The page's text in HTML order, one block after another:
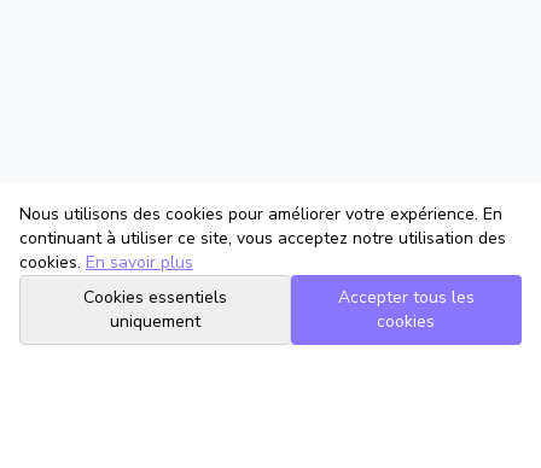
Nous utilisons des cookies pour améliorer votre expérience. En
continuant à utiliser ce site, vous acceptez notre utilisation des
cookies. En savoir plus
Cookies essentiels
uniquement
Accepter tous les
cookies